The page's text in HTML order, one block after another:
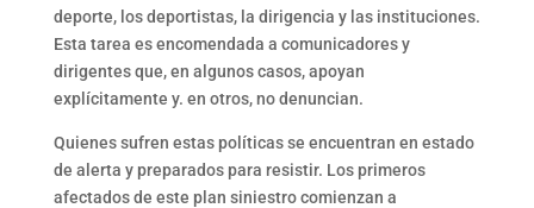
deporte, los deportistas, la dirigencia y las instituciones.
Esta tarea es encomendada a comunicadores y
dirigentes que, en algunos casos, apoyan
explícitamente y. en otros, no denuncian.
Quienes sufren estas políticas se encuentran en estado
de alerta y preparados para resistir. Los primeros
afectados de este plan siniestro comienzan a